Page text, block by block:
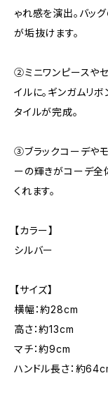
ゃれ感を演出。バッ
が垢抜けます。
②ミニワンピースや
イルに。ギンガムリ
タイルが完成。
③ブラックコーデや
ーの輝きがコーデ全
くれます。
【カラー】
シルバー
【サイズ】
横幅：約28cm
高さ：約13cm
マチ：約9cm
ハンドル長さ：約